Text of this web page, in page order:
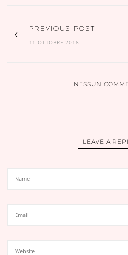
PREVIOUS POST
11 OTTOBRE 2018
NESSUN
LEAVE A